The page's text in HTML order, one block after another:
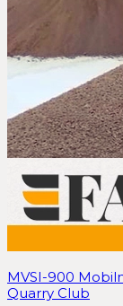
MVSI-900
Quarry Club